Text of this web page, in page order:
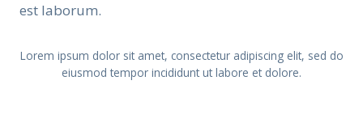
est laborum.
Lorem ipsum dolor sit amet, consectetur adipiscing elit, sed do
eiusmod tempor incididunt ut labore et dolore.